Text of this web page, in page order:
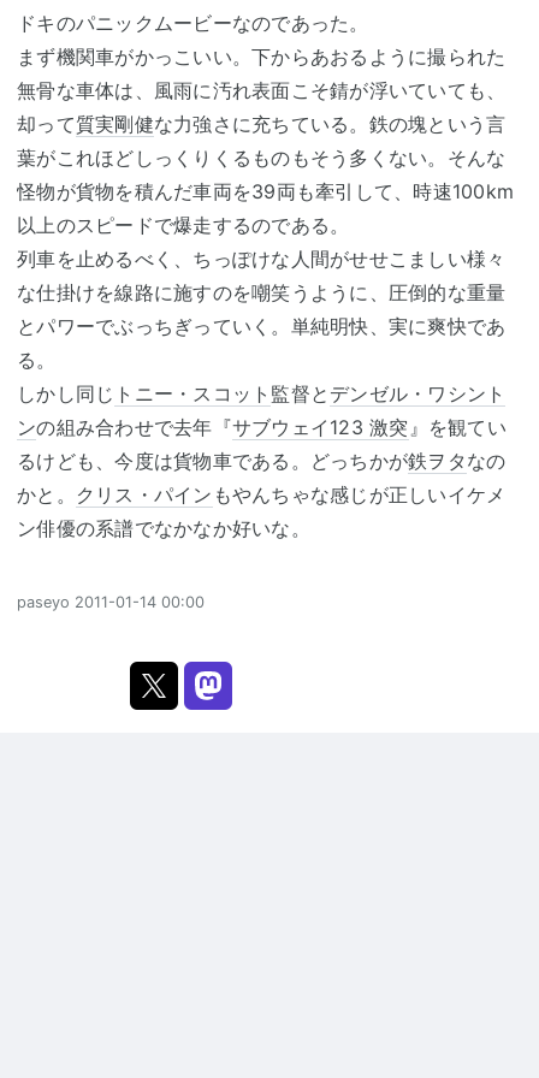
ドキのパニックムービーなのであった。
まず機関車がかっこいい。下からあおるように撮られた
無骨な車体は、風雨に汚れ表面こそ錆が浮いていても、
却って質実剛健な力強さに充ちている。鉄の塊という言
葉がこれほどしっくりくるものもそう多くない。そんな
怪物が貨物を積んだ車両を39両も牽引して、時速100km
以上のスピードで爆走するのである。
列車を止めるべく、ちっぽけな人間がせせこましい様々
な仕掛けを線路に施すのを嘲笑うように、圧倒的な重量
とパワーでぶっちぎっていく。単純明快、実に爽快であ
る。
しかし同じ トニー・スコット 監督と デンゼル・ワシント
ンの組み合わせで去年『サブウェイ123 激突 』を観てい
るけども、今度は貨物車である。どっちかが鉄ヲタ なの
かと。
クリス・パイン もやんちゃな感じが正しいイケメ
ン俳優の系譜でなかなか好いな。
paseyo 2011-01-14 00:00